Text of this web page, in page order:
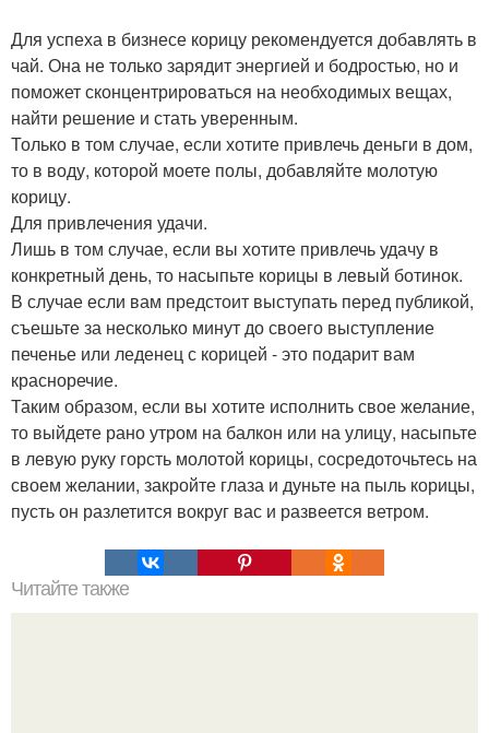
Для успеха в бизнесе корицу рекомендуется добавлять в
чай. Она не только зарядит энергией и бодростью, но и
поможет сконцентрироваться на необходимых вещах,
найти решение и стать уверенным.
Только в том случае, если хотите привлечь деньги в дом,
то в воду, которой моете полы, добавляйте молотую
корицу.
Для привлечения удачи.
Лишь в том случае, если вы хотите привлечь удачу в
конкретный день, то насыпьте корицы в левый ботинок.
В случае если вам предстоит выступать перед публикой,
съешьте за несколько минут до своего выступление
печенье или леденец с корицей - это подарит вам
красноречие.
Таким образом, если вы хотите исполнить свое желание,
то выйдете рано утром на балкон или на улицу, насыпьте
в левую руку горсть молотой корицы, сосредоточьтесь на
своем желании, закройте глаза и дуньте на пыль корицы,
пусть он разлетится вокруг вас и развеется ветром.
Читайте также